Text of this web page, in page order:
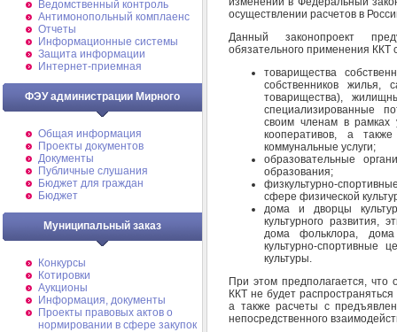
Ведомственный контроль
Антимонопольный комплаенс
Отчеты
Информационные системы
Защита информации
Интернет-приемная
ФЭУ администрации Мирного
Общая информация
Проекты документов
Документы
Публичные слушания
Бюджет для граждан
Бюджет
Муниципальный заказ
Конкурсы
Котировки
Аукционы
Информация, документы
Проекты правовых актов о
нормировании в сфере закупок
осуществлении расчетов в
Данный законопроект
обязательного применения
товарищества
собственников жилья,
товарищества),
специализированные
своим членам в рамках
кооперативов, а
коммунальные услуги;
образовательные
образования;
физкультурно-
сфере физической
дома и дворцы
культурного развития,
дома фольклора, дома
культурно-спортивные
культуры.
При этом предполагается, что
ККТ не будет
а также расчеты с
непосредственного